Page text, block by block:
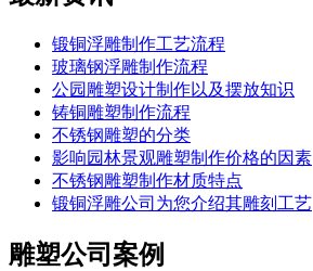
锻铜浮雕制作工艺流程
玻璃钢浮雕制作流程
公园雕塑设计制作以及摆放知识
铸铜雕塑制作流程
不锈钢雕塑的分类
影响园林景观雕塑制作价格的因素
不锈钢雕塑制作材质特点
锻铜浮雕公司为您介绍其雕刻工艺
雕塑公司案例